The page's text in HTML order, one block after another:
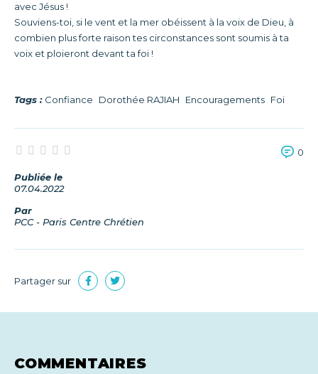
avec Jésus !
Souviens-toi, si le vent et la mer obéissent à la voix de Dieu, à
combien plus forte raison tes circonstances sont soumis à ta
voix et ploieront devant ta foi !
Tags : Confiance Dorothée RAJIAH Encouragements Foi
0
Publiée le
07.04.2022
Par
PCC - Paris Centre Chrétien
Partager sur
COMMENTAIRES